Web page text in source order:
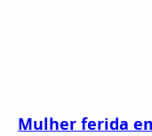
Mulher ferida